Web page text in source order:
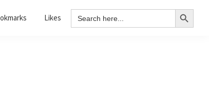
Likes Search
for:
Search Button